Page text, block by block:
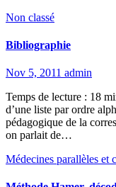
Non classé
Bibliographie
Nov 5, 2011 admin
Temps de lecture : 18
d’une liste par ordre
pédagogique de la
on parlait de…
Médecines parallèles et